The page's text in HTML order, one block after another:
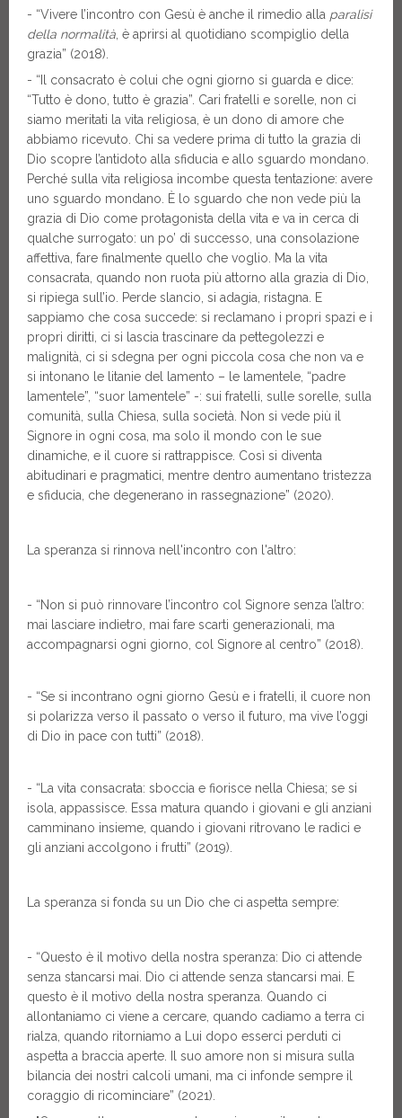
- “Vivere l’incontro con Gesù è anche il rimedio alla paralisi
della normalità , è aprirsi al quotidiano scompiglio della
grazia” (2018).
- “Il consacrato è colui che ogni giorno si guarda e dice:
“Tutto è dono, tutto è grazia”. Cari fratelli e sorelle, non ci
siamo meritati la vita religiosa, è un dono di amore che
abbiamo ricevuto. Chi sa vedere prima di tutto la grazia di
Dio scopre l’antidoto alla sfiducia e allo sguardo mondano.
Perché sulla vita religiosa incombe questa tentazione: avere
uno sguardo mondano. È lo sguardo che non vede più la
grazia di Dio come protagonista della vita e va in cerca di
qualche surrogato: un po’ di successo, una consolazione
affettiva, fare finalmente quello che voglio. Ma la vita
consacrata, quando non ruota più attorno alla grazia di Dio,
si ripiega sull’io. Perde slancio, si adagia, ristagna. E
sappiamo che cosa succede: si reclamano i propri spazi e i
propri diritti, ci si lascia trascinare da pettegolezzi e
malignità, ci si sdegna per ogni piccola cosa che non va e
si intonano le litanie del lamento – le lamentele, “padre
lamentele”, “suor lamentele” -: sui fratelli, sulle sorelle, sulla
comunità, sulla Chiesa, sulla società. Non si vede più il
Signore in ogni cosa, ma solo il mondo con le sue
dinamiche, e il cuore si rattrappisce. Così si diventa
abitudinari e pragmatici, mentre dentro aumentano tristezza
e sfiducia, che degenerano in rassegnazione” (2020).
La speranza si rinnova nell'incontro con l'altro:
- “Non si può rinnovare l’incontro col Signore senza l’altro:
mai lasciare indietro, mai fare scarti generazionali, ma
accompagnarsi ogni giorno, col Signore al centro” (2018).
- “Se si incontrano ogni giorno Gesù e i fratelli, il cuore non
si polarizza verso il passato o verso il futuro, ma vive l’oggi
di Dio in pace con tutti” (2018).
- “La vita consacrata: sboccia e fiorisce nella Chiesa; se si
isola, appassisce. Essa matura quando i giovani e gli anziani
camminano insieme, quando i giovani ritrovano le radici e
gli anziani accolgono i frutti” (2019).
La speranza si fonda su un Dio che ci aspetta sempre:
- “Questo è il motivo della nostra speranza: Dio ci attende
senza stancarsi mai. Dio ci attende senza stancarsi mai. E
questo è il motivo della nostra speranza. Quando ci
allontaniamo ci viene a cercare, quando cadiamo a terra ci
rialza, quando ritorniamo a Lui dopo esserci perduti ci
aspetta a braccia aperte. Il suo amore non si misura sulla
bilancia dei nostri calcoli umani, ma ci infonde sempre il
coraggio di ricominciare” (2021).